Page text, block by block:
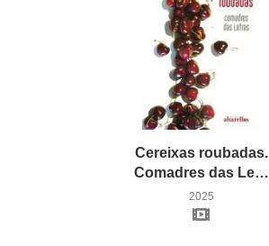
Cereixas roubadas.
Comadres das Letras
2025